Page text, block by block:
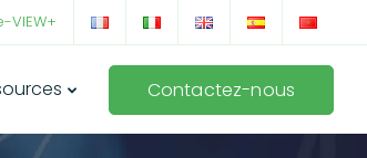
VIEW+
Contactez-nous